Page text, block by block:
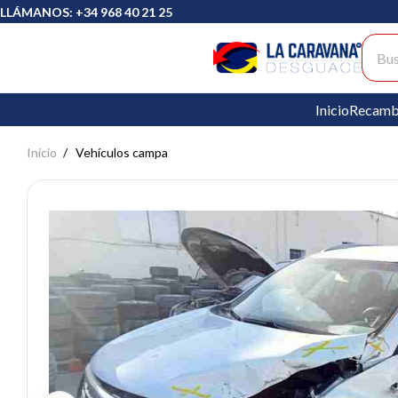
LLÁMANOS: +34 968 40 21 25
Inicio
Inicio Vehículos campa